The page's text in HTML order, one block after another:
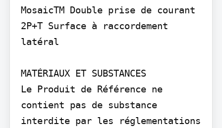
MosaicTM Double prise de courant
2P+T Surface à raccordement
latéral
MATÉRIAUX ET SUBSTANCES
Le Produit de Référence ne
contient pas de substance
interdite par les réglementations